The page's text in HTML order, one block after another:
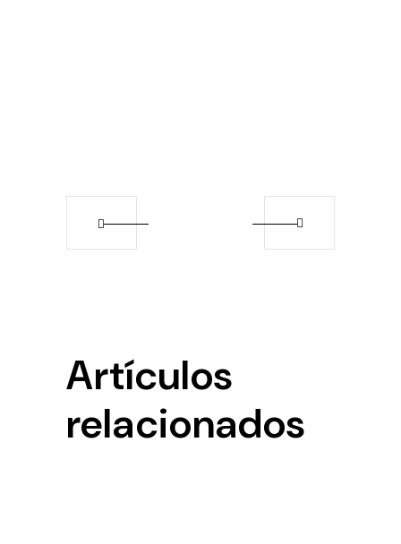
Artículos
relacionados